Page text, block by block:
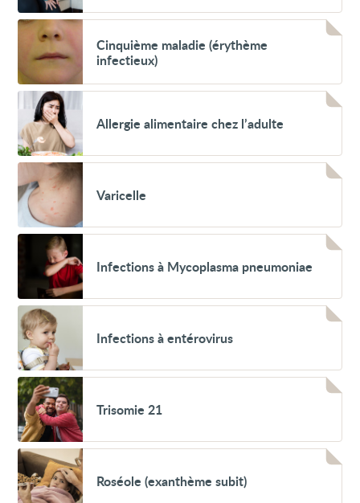
Voir
Cinquième
maladie
(érythème
infectieux)
Cinquième maladie (érythème
infectieux)
Voir
Allergie
alimentaire
chez
l’adulte
Allergie alimentaire chez l’adulte
Voir
Varicelle
Varicelle
Voir
Infections
Mycoplasma
pneumoniae
Infections à Mycoplasma pneumoniae
Voir
Infections
à
entérovirus
Infections à entérovirus
Voir
Trisomie
21
Trisomie 21
Voir
Roséole
(exanthème
subit)
Roséole (exanthème subit)